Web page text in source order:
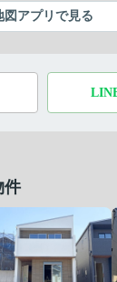
図アプリで見る
件